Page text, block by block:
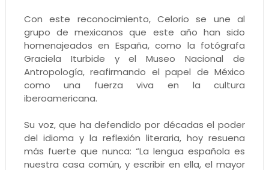
Con este reconocimiento, Celorio se une al
grupo de mexicanos que este año han sido
homenajeados en España, como la fotógrafa
Graciela Iturbide y el Museo Nacional de
Antropología, reafirmando el papel de México
como una fuerza viva en la cultura
iberoamericana.
Su voz, que ha defendido por décadas el poder
del idioma y la reflexión literaria, hoy resuena
más fuerte que nunca: “La lengua española es
nuestra casa común, y escribir en ella, el mayor